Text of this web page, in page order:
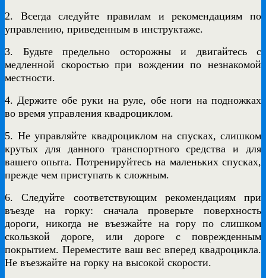
2. Всегда следуйте правилам и рекомендациям по
управлению, приведенным в инструктаже.
3. Будьте предельно осторожны и двигайтесь с
медленной скоростью при вождении по незнакомой
местности.
4. Держите обе руки на руле, обе ноги на подножках
во время управления квадроциклом.
5. Не управляйте квадроциклом на спусках, слишком
крутых для данного транспортного средства и для
вашего опыта. Потренируйтесь на маленьких спусках,
прежде чем приступать к сложным.
6. Следуйте соответствующим рекомендациям при
въезде на горку: сначала проверьте поверхность
дороги, никогда не въезжайте на гору по слишком
скользкой дороге, или дороге с поврежденным
покрытием. Переместите ваш вес вперед квадроцикла.
Не въезжайте на горку на высокой скорости.